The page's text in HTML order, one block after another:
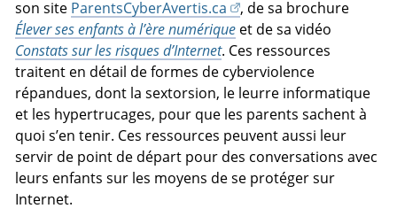
son site ParentsCyberAvertis.ca
, de sa brochure
Élever ses enfants à l’ère numérique et de sa vidéo
Constats sur les risques d’Internet. Ces ressources
traitent en détail de formes de cyberviolence
répandues, dont la sextorsion, le leurre informatique
et les hypertrucages, pour que les parents sachent à
quoi s’en tenir. Ces ressources peuvent aussi leur
servir de point de départ pour des conversations avec
leurs enfants sur les moyens de se protéger sur
Internet.